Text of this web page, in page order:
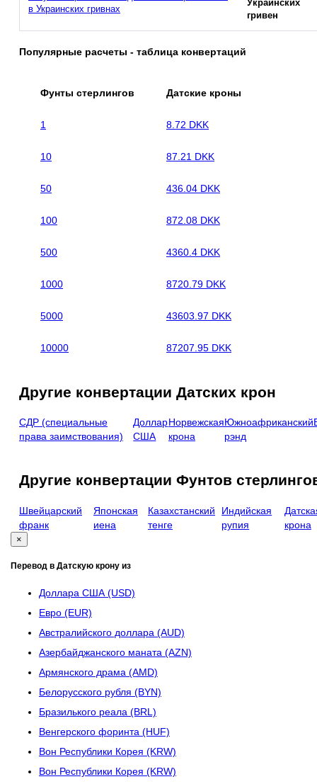
в Украинских гривнах
Украинских
гривен
Популярные расчеты - таблица конвертаций
Фунты стерлингов Датские кроны
1 8.72 DKK
10 87.21 DKK
50 436.04 DKK
100 872.08 DKK
500 4360.4 DKK
1000 8720.79 DKK
5000 43603.97 DKK
10000 87207.95 DKK
Другие конвертации Датских крон
СДР (специальные
права заимствования)
Доллар
США
Норвежская
крона
Южноафриканский
рэнд
Другие конвертации Фунтов
Швейцарский
франк
Японская
иена
Казахстанский
тенге
Индийская
рупия
крона
×
Перевод в Датскую крону из
Доллара США (USD)
Евро (EUR)
Австралийского доллара (AUD)
Азербайджанского маната (AZN)
Армянского драма (AMD)
Белорусского рубля (BYN)
Бразилького реала (BRL)
Венгерского форинта (HUF)
Вон Республики Корея (KRW)
Вон Республики Корея (KRW)